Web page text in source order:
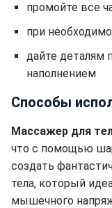
промойте все
при
дайте деталям
наполнением
Способы
Массажер для
что с помощью
создать
тела, который
мышечного